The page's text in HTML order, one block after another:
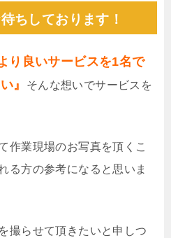
ちしております！
より良いサービスを1名で
』
そんな想いでサービスを
作業現場のお写真を頂くこ
る方の参考になると思いま
撮らせて頂きたいと申しつ